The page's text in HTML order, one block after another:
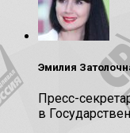
Эмилия
Пресс-
в